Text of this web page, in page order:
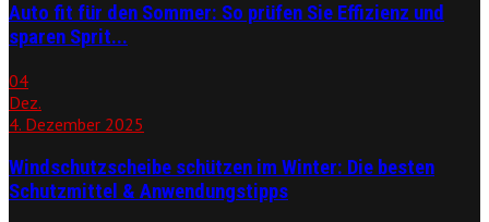
Auto fit für den Sommer: So prüfen Sie Effizienz und
sparen Sprit...
04
Dez.
4. Dezember 2025
Windschutzscheibe schützen im Winter: Die besten
Schutzmittel & Anwendungstipps